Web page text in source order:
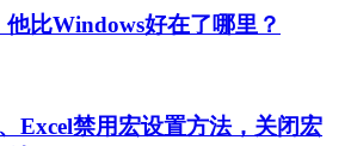
比Windows好在了哪里？
Excel禁用宏设置方法，关闭宏